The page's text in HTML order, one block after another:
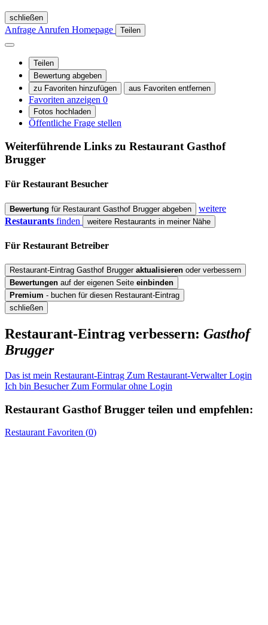
schließen
Anfrage Anrufen Homepage Teilen
Teilen
Bewertung abgeben
zu Favoriten hinzufügen
aus Favoriten entfernen
Favoriten anzeigen 0
Fotos hochladen
Öffentliche Frage stellen
Weiterführende Links zu Restaurant Gasthof
Brugger
Für Restaurant Besucher
Bewertung für Restaurant Gasthof Brugger abgeben
weitere
Restaurants finden weitere Restaurants in meiner Nähe
Für Restaurant Betreiber
Restaurant-Eintrag Gasthof Brugger aktualisieren oder verbessern
Bewertungen auf der eigenen Seite einbinden
Premium - buchen für diesen Restaurant-Eintrag
schließen
Restaurant-Eintrag verbessern: Gasthof
Brugger
Das ist mein Restaurant-Eintrag Zum Restaurant-Verwalter Login
Ich bin Besucher Zum Formular ohne Login
Restaurant Gasthof Brugger teilen und empfehlen:
Restaurant Favoriten (0)